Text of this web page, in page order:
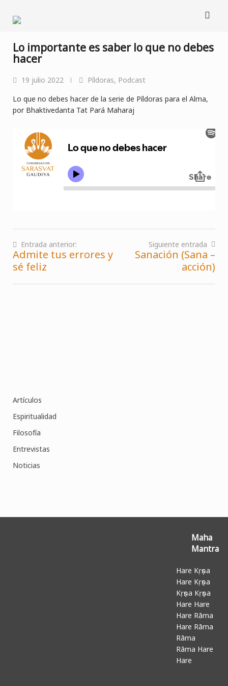
contenido
Lo importante es saber lo que no debes
hacer
19 julio 2022 Píldoras, Podcast
Lo que no debes hacer de la serie de Píldoras para el Alma,
por Bhaktivedanta Tat Pará Maharaj
Navegación
de
entradas
Entrada anterior:
Admite tus errores y
sé feliz
Siguiente entrada
Sanación (Sana –
acción)
Artículos
Espiritualidad
Filosofía
Entrevistas
Noticias
Maha
Mantra
Hare Kṛṣṇa
Hare Kṛṣṇa
Kṛṣṇa Kṛṣṇa
Hare Hare
Hare Rāma
Hare Rāma
Rāma
Rāma Hare
Hare